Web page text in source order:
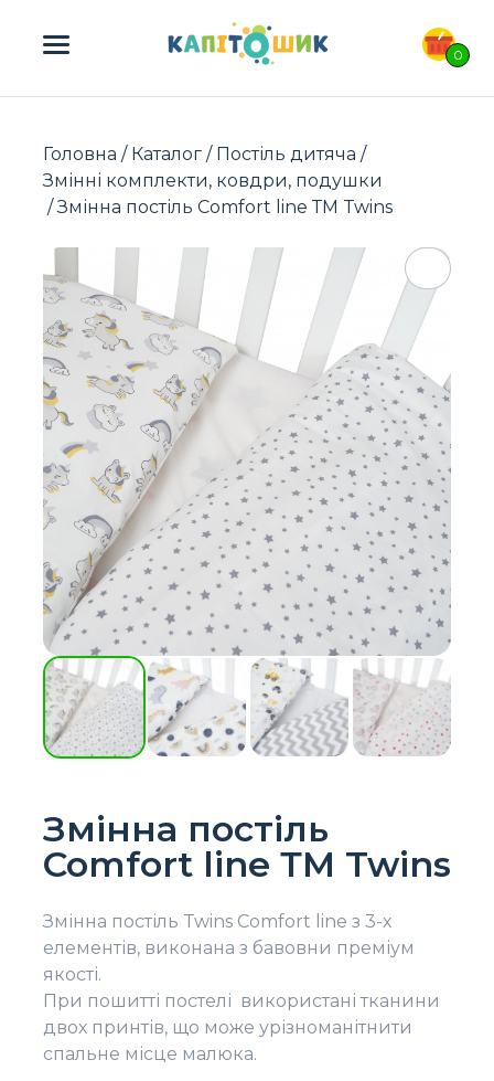
0
ПОШУК ТОВАРІВ:
Головна / Каталог / Постіль дитяча /
Змінні комплекти, ковдри, подушки
/ Змінна постіль Comfort line ТМ Twins
Змінна постіль
Comfort line ТМ Twins
Змінна постіль Twins Comfort line з 3-х
елементів, виконана з бавовни преміум
якості.
При пошитті постелі використані тканини
двох принтів, що може урізноманітнити
спальне місце малюка.